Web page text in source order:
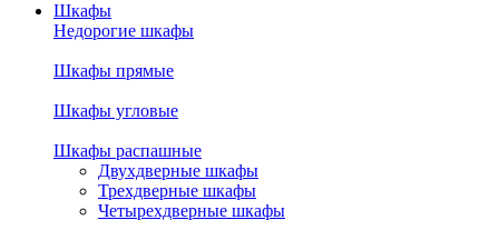
Шкафы
Недорогие шкафы
Шкафы прямые
Шкафы угловые
Шкафы распашные
Двухдверные шкафы
Трехдверные шкафы
Четырехдверные шкафы